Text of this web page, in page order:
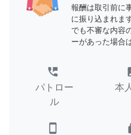
報酬は取引前に
に振り込まれま
でも不審な内容
ーがあった場合
perm_phone_msg
パトロー
ル
本
smartphone